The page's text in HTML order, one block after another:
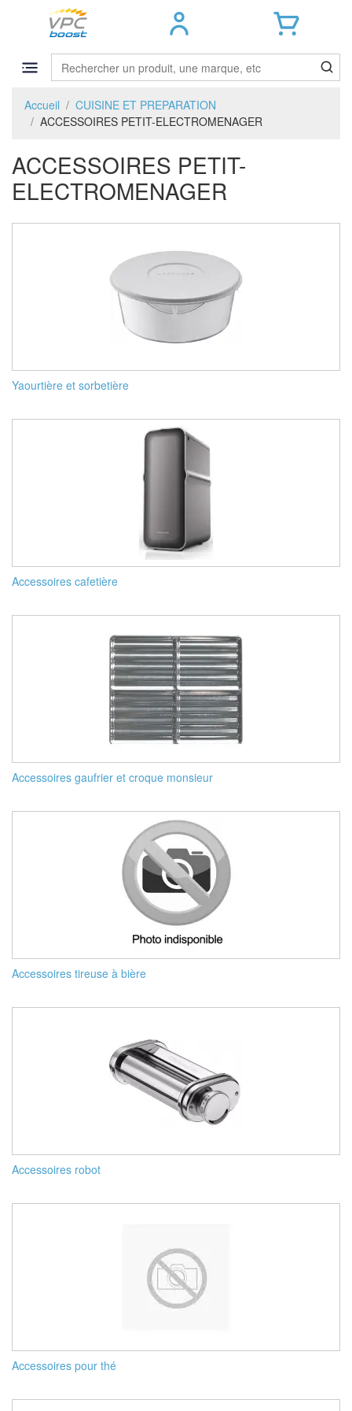
Accueil
CUISINE ET PREPARATION
ACCESSOIRES PETIT-ELECTROMENAGER
ACCESSOIRES PETIT-
ELECTROMENAGER
Yaourtière et sorbetière
Accessoires cafetière
Accessoires gaufrier et croque monsieur
Accessoires tireuse à bière
Accessoires robot
Accessoires pour thé